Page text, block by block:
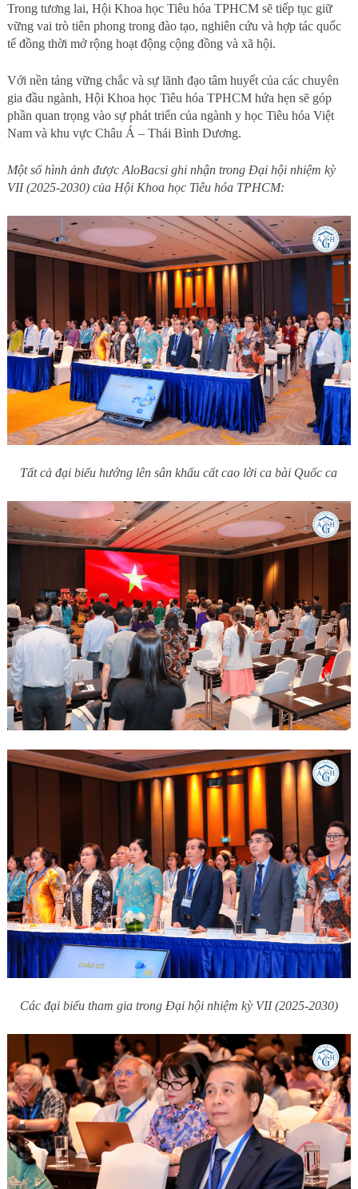
Trong tương lai, Hội Khoa học Tiêu hóa TPHCM sẽ tiếp tục giữ
vững vai trò tiên phong trong đào tạo, nghiên cứu và hợp tác quốc
tế đồng thời mở rộng hoạt động cộng đồng và xã hội.
Với nền tảng vững chắc và sự lãnh đạo tâm huyết của các chuyên
gia đầu ngành, Hội Khoa học Tiêu hóa TPHCM hứa hẹn sẽ góp
phần quan trọng vào sự phát triển của ngành y học Tiêu hóa Việt
Nam và khu vực Châu Á – Thái Bình Dương.
Một số hình ảnh được AloBacsi ghi nhận trong Đại hội nhiệm kỳ
VII (2025-2030) của Hội Khoa học Tiêu hóa TPHCM:
Tất cả đại biểu hướng lên sân khấu cất cao lời ca bài Quốc ca
Các đại biểu tham gia trong Đại hội nhiệm kỳ VII (2025-2030)